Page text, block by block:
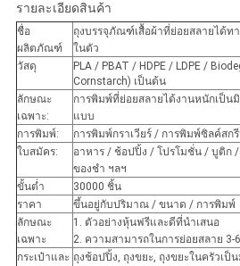
รายละเอียดสินค้า
ชื่อ
ผลิตภัณฑ์
ถุงบรรจุภัณฑ์เสื้อผ้าที่ย่อยสลายได้ท
ในตัว
วัสดุ
PLA / PBAT / HDPE / LDPE /
Cornstarch) เป็นต้น
ลักษณะ
เฉพาะ:
การพิมพ์ที่ย่อยสลายได้งานหนักเป็
แบบ
การพิมพ์:
การพิมพ์กราเวียร์ / การพิมพ์ซิลค์สก
ใบสมัคร:
อาหาร / ช้อปปิ้ง / โปรโมชั่น / บูติก
ของชำ ฯลฯ
ขั้นต่ำ
30000 ชิ้น
ราคา
ขึ้นอยู่กับปริมาณ / ขนาด / การพิมพ์
ลักษณะ
เฉพาะ
1. ตัวอย่างหุ้นฟรีและดีที่นำเสนอ
2. ความสามารถในการย่อยสลาย
กระเป๋าและ ถุงช้อปปิ้ง, ถุงขยะ, ถุงขยะในครัวเป็